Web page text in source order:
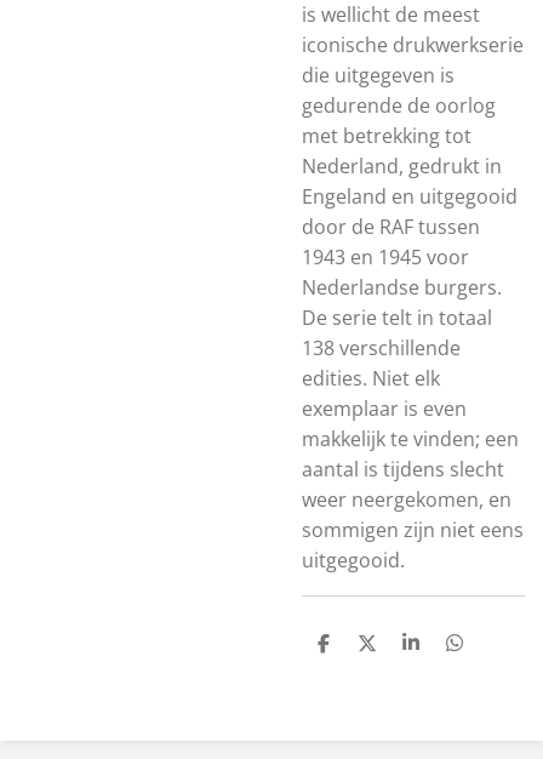
is wellicht de meest
iconische drukwerkserie
die uitgegeven is
gedurende de oorlog
met betrekking tot
Nederland, gedrukt in
Engeland en uitgegooid
door de RAF tussen
1943 en 1945 voor
Nederlandse burgers.
De serie telt in totaal
138 verschillende
edities. Niet elk
exemplaar is even
makkelijk te vinden; een
aantal is tijdens slecht
weer neergekomen, en
sommigen zijn niet eens
uitgegooid.
S
S
S
S